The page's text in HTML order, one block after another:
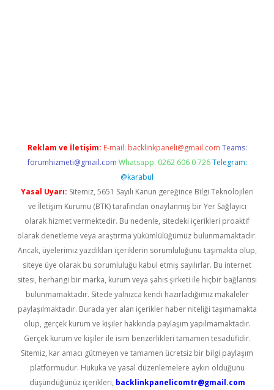
Reklam ve İletişim: E-mail: backlinkpaneli@gmail.com Teams:
forumhizmeti@gmail.com Whatsapp: 0262 606 0 726 Telegram:
@karabul
Yasal Uyarı: Sitemiz, 5651 Sayılı Kanun gereğince Bilgi Teknolojileri
ve İletişim Kurumu (BTK) tarafından onaylanmış bir Yer Sağlayıcı
olarak hizmet vermektedir. Bu nedenle, sitedeki içerikleri proaktif
olarak denetleme veya araştırma yükümlülüğümüz bulunmamaktadır.
Ancak, üyelerimiz yazdıkları içeriklerin sorumluluğunu taşımakta olup,
siteye üye olarak bu sorumluluğu kabul etmiş sayılırlar. Bu internet
sitesi, herhangi bir marka, kurum veya şahıs şirketi ile hiçbir bağlantısı
bulunmamaktadır. Sitede yalnızca kendi hazırladığımız makaleler
paylaşılmaktadır. Burada yer alan içerikler haber niteliği taşımamakta
olup, gerçek kurum ve kişiler hakkında paylaşım yapılmamaktadır.
Gerçek kurum ve kişiler ile isim benzerlikleri tamamen tesadüfidir.
Sitemiz, kar amacı gütmeyen ve tamamen ücretsiz bir bilgi paylaşım
platformudur. Hukuka ve yasal düzenlemelere aykırı olduğunu
düşündüğünüz içerikleri, backlinkpanelicomtr@gmail.com